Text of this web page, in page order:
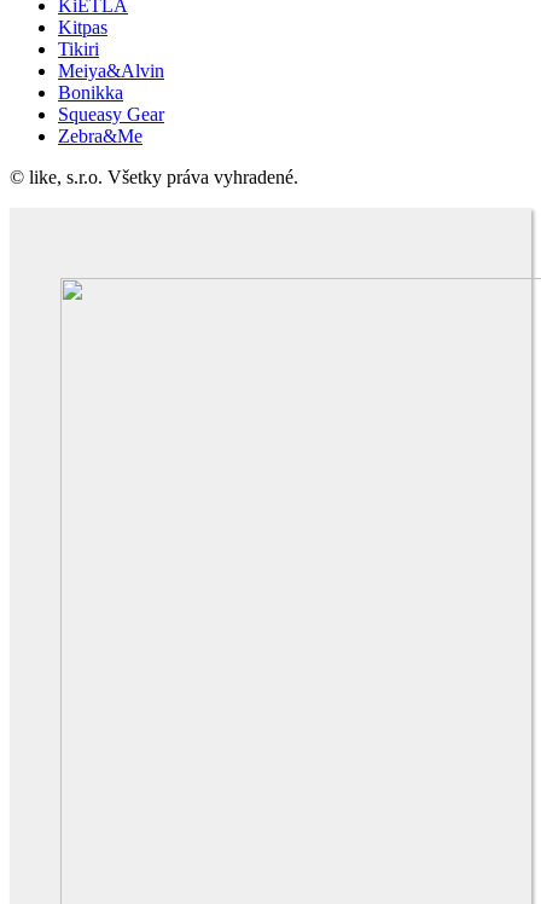
KiETLA
Kitpas
Tikiri
Meiya&Alvin
Bonikka
Squeasy Gear
Zebra&Me
© like, s.r.o. Všetky práva vyhradené.